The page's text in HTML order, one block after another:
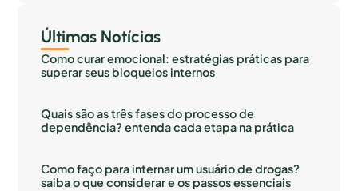
Últimas Notícias
Como curar emocional: estratégias práticas para
superar seus bloqueios internos
Quais são as três fases do processo de
dependência? entenda cada etapa na prática
Como faço para internar um usuário de drogas?
saiba o que considerar e os passos essenciais